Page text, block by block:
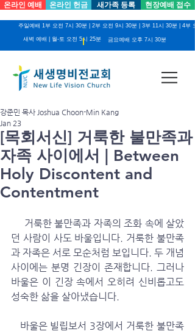
온라인 예배 온라인 헌금 새가족 등록 현장예배 접수
새벽 예배 | 월-토 오전 5시 25분
주일예배 1부 오전 7시 30분 | 2부 오전 9시 30분 | 3부 11시 30분 | 4부
금요예배 오후 7시 30분
[목회서신] 거룩한 불만족과
자족 사이에서 | Between
Holy Discontent and
Contentment
강준민 목사 Joshua Choon-Min Kang
Jan 23
거룩한 불만족과 자족의 조화 속에 살았
던 사람이 사도 바울입니다. 거룩한 불만족
과 자족은 서로 모순처럼 보입니다. 두 개념
사이에는 분명 긴장이 존재합니다. 그러나
바울은 이 긴장 속에서 오히려 신비롭고도
성숙한 삶을 살아냈습니다.